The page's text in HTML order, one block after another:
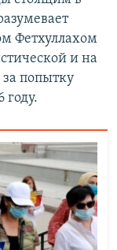
Фетхуллахом
и на
за попытку
году.